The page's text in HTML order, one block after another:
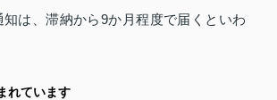
は、滞納から9か月程度で届くといわ
れています